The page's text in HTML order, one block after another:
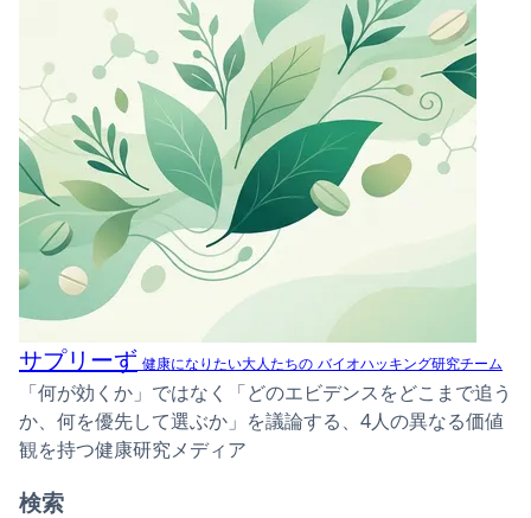
サプリーず 健康になりたい大人たちの バイオハッキング研究チーム
「何が効くか」ではなく「どのエビデンスをどこまで追う
か、何を優先して選ぶか」を議論する、4人の異なる価値
観を持つ健康研究メディア
検索